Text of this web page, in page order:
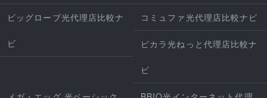
ビッグローブ光代理店比較ナ
ビ
コミュファ光代理店比較ナビ
ピカラ光ねっと代理店比較ナ
ビ